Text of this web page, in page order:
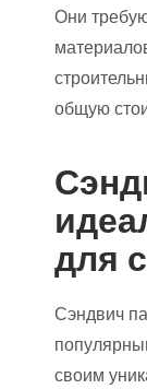
Они
общую
для
Сэндвич
своим